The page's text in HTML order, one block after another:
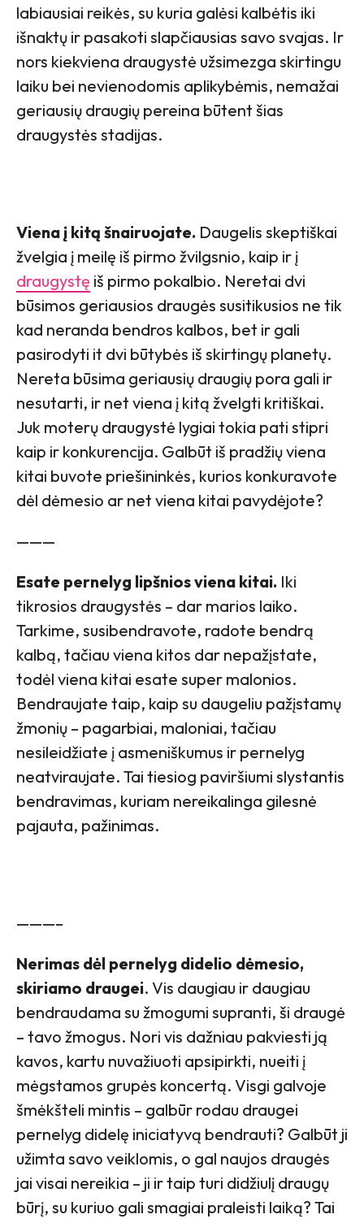
labiausiai reikės, su kuria galėsi kalbėtis iki
išnaktų ir pasakoti slapčiausias savo svajas. Ir
nors kiekviena draugystė užsimezga skirtingu
laiku bei nevienodomis aplikybėmis, nemažai
geriausių draugių pereina būtent šias
draugystės stadijas.
Viena į kitą šnairuojate. Daugelis skeptiškai
žvelgia į meilę iš pirmo žvilgsnio, kaip ir į
draugystę iš pirmo pokalbio. Neretai dvi
būsimos geriausios draugės susitikusios ne tik
kad neranda bendros kalbos, bet ir gali
pasirodyti it dvi būtybės iš skirtingų planetų.
Nereta būsima geriausių draugių pora gali ir
nesutarti, ir net viena į kitą žvelgti kritiškai.
Juk moterų draugystė lygiai tokia pati stipri
kaip ir konkurencija. Galbūt iš pradžių viena
kitai buvote priešininkės, kurios konkuravote
dėl dėmesio ar net viena kitai pavydėjote?
———
Esate pernelyg lipšnios viena kitai. Iki
tikrosios draugystės – dar marios laiko.
Tarkime, susibendravote, radote bendrą
kalbą, tačiau viena kitos dar nepažįstate,
todėl viena kitai esate super malonios.
Bendraujate taip, kaip su daugeliu pažįstamų
žmonių – pagarbiai, maloniai, tačiau
nesileidžiate į asmeniškumus ir pernelyg
neatviraujate. Tai tiesiog paviršiumi slystantis
bendravimas, kuriam nereikalinga gilesnė
pajauta, pažinimas.
———–
Nerimas dėl pernelyg didelio dėmesio,
skiriamo draugei. Vis daugiau ir daugiau
bendraudama su žmogumi supranti, ši draugė
– tavo žmogus. Nori vis dažniau pakviesti ją
kavos, kartu nuvažiuoti apsipirkti, nueiti į
mėgstamos grupės koncertą. Visgi galvoje
šmėkšteli mintis – galbūr rodau draugei
pernelyg didelę iniciatyvą bendrauti? Galbūt ji
užimta savo veiklomis, o gal naujos draugės
jai visai nereikia – ji ir taip turi didžiulį draugų
būrį, su kuriuo gali smagiai praleisti laiką? Tai